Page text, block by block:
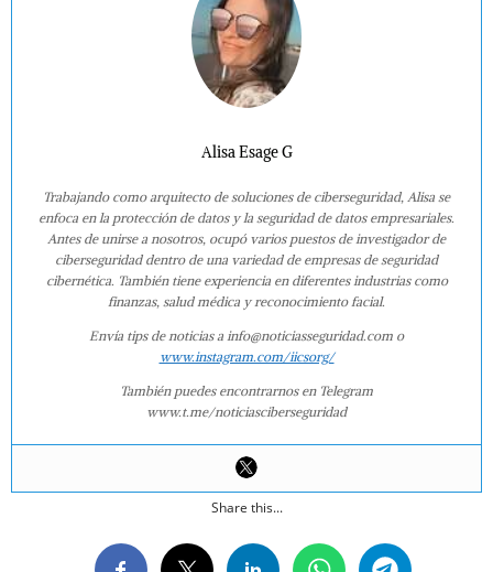
Alisa Esage G
Trabajando como arquitecto de soluciones de ciberseguridad, Alisa se
enfoca en la protección de datos y la seguridad de datos empresariales.
Antes de unirse a nosotros, ocupó varios puestos de investigador de
ciberseguridad dentro de una variedad de empresas de seguridad
cibernética. También tiene experiencia en diferentes industrias como
finanzas, salud médica y reconocimiento facial.
Envía tips de noticias a info@noticiasseguridad.com o
www.instagram.com/iicsorg/
También puedes encontrarnos en Telegram
www.t.me/noticiasciberseguridad
Share this...